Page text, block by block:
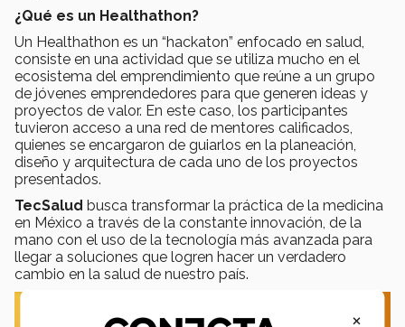
¿Qué es un Healthathon?
Un Healthathon es un “hackaton” enfocado en salud,
consiste en una actividad que se utiliza mucho en el
ecosistema del emprendimiento que reúne a un grupo
de jóvenes emprendedores para que generen ideas y
proyectos de valor. En este caso, los participantes
tuvieron acceso a una red de mentores calificados,
quienes se encargaron de guiarlos en la planeación,
diseño y arquitectura de cada uno de los proyectos
presentados.
TecSalud busca transformar la práctica de la medicina
en México a través de la constante innovación, de la
mano con el uso de la tecnología más avanzada para
llegar a soluciones que logren hacer un verdadero
cambio en la salud de nuestro país.
×